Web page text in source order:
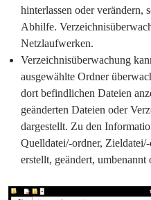
hinterlassen oder verändern,
Abhilfe.
Netzlaufwerken.
Verzeichnisüberwachung
ausgewählte Ordner
dort befindlichen Dateien
geänderten Dateien oder
dargestellt. Zu den
Quelldatei/-ordner,
erstellt, geändert, umbenannt